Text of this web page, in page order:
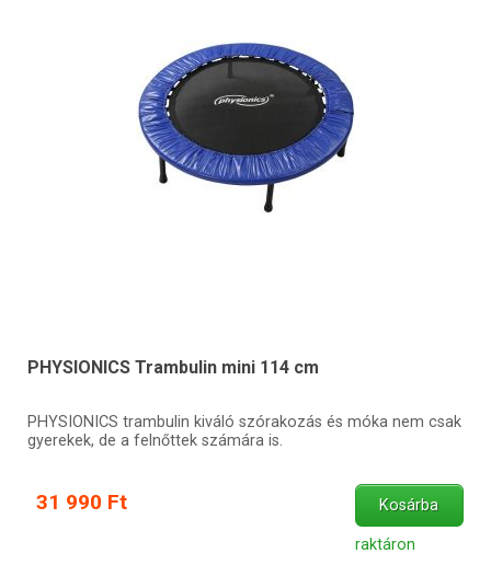
PHYSIONICS Trambulin mini 114 cm
PHYSIONICS trambulin kiváló szórakozás és móka nem csak
gyerekek, de a felnőttek számára is.
31 990 Ft Kosárba
raktáron